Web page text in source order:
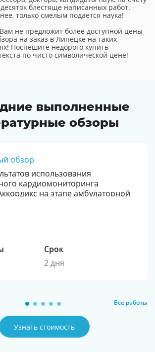
блестяще написанных работ.
только смелым подается наука!
не предложит более доступной цены
на заказ в Липецке на таких
Поспешите недорого купить
по чисто символической цене!
выполненные
обзоры
обзор
использования
кардиомониторинга
на этапе амбулаторной
Срок
2 дня
Все работы
Узнать стоимость